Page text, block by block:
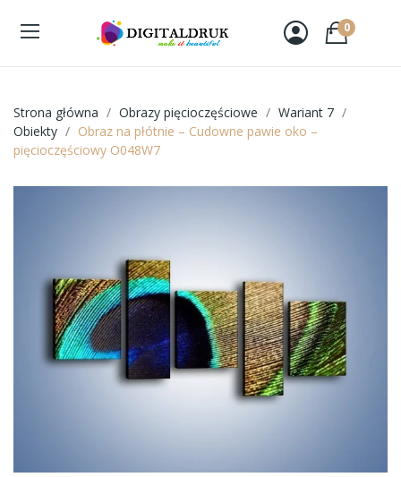
0
Strona główna Obrazy pięcioczęściowe
Wariant 7
Obiekty
Obraz na płótnie – Cudowne pawie oko –
pięcioczęściowy O048W7